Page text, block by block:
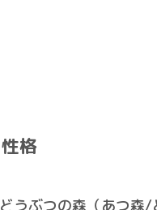
格
うぶつの森（あつ森/